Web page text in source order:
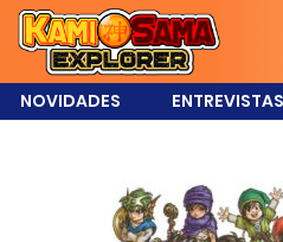
NOVIDADES ENTREVISTAS